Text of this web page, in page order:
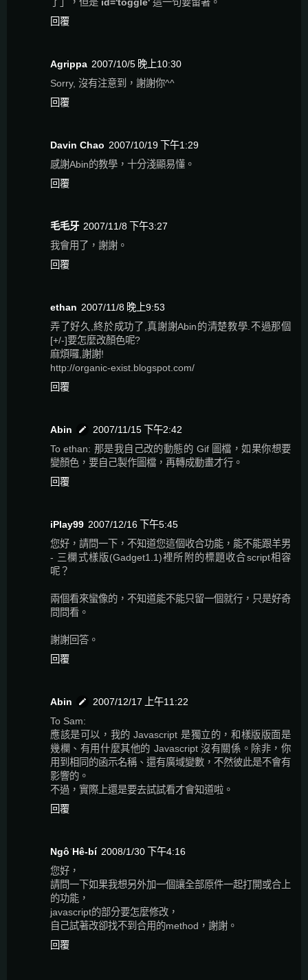
回覆
Agrippa 2007/10/5 晚上10:30
Sorry, 沒有注意到，謝謝你^^
回覆
Davin Chao 2007/10/19 下午1:29
感謝Abin的教學，十分淺顯易懂。
回覆
毛毛牙 2007/11/8 下午3:27
我會用了，謝謝。
回覆
ethan 2007/11/8 晚上9:53
弄了好久,終於成功了,真謝謝Abin的清楚教學.不過那個
[+/-]要怎麼改顏色呢?
麻煩囉,謝謝!
http://organic-exist.blogspot.com/
回覆
Abin
2007/11/15 下午2:42
To ethan: 那是我自己改的動態的 Gif 圖檔，如果你想要
變顏色，要自己製作圖檔，再轉成動畫才行。
回覆
iPlay99 2007/12/16 下午5:45
您好，請問一下，不知道您這個收合功能，能不能跟羊男
- 三欄式樣版(Gadget1.1)裡所附的標題收合script相容
呢？
兩個看來蠻像的，不知道能不能只留一個就行，只是好奇
問問看。
謝謝回答。
回覆
Abin
2007/12/17 上午11:22
To Sam:
應該是可以，我的 Javascript 是獨立的，和樣版版面是
幾欄、有用什麼其他的 Javascript 沒有關係。除非，你
用到相同的函示名稱、還有廣域變數，不然彼此是不會有
影響的。
不過，實際上還是要去試試看才會知道啦。
回覆
Ngô͘ Hê-bí 2008/1/30 下午4:16
您好，
請問一下如果我想另外加一個讓全部原件一起打開或合上
的功能，
javascript的部分要怎麼修改，
自己試著改卻找不到合用的method，謝謝。
回覆